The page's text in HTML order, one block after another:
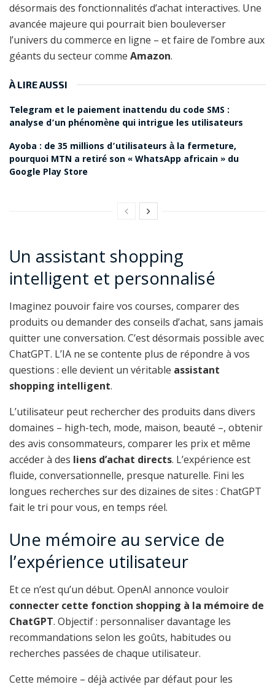
désormais des fonctionnalités d’achat interactives. Une
avancée majeure qui pourrait bien bouleverser
l’univers du commerce en ligne – et faire de l’ombre aux
géants du secteur comme Amazon.
À LIRE AUSSI
Telegram et le paiement inattendu du code SMS :
analyse d’un phénomène qui intrigue les utilisateurs
Ayoba : de 35 millions d’utilisateurs à la fermeture,
pourquoi MTN a retiré son « WhatsApp africain » du
Google Play Store
Un assistant shopping
intelligent et personnalisé
Imaginez pouvoir faire vos courses, comparer des
produits ou demander des conseils d’achat, sans jamais
quitter une conversation. C’est désormais possible avec
ChatGPT. L’IA ne se contente plus de répondre à vos
questions : elle devient un véritable assistant
shopping intelligent.
L’utilisateur peut rechercher des produits dans divers
domaines – high-tech, mode, maison, beauté –, obtenir
des avis consommateurs, comparer les prix et même
accéder à des liens d’achat directs. L’expérience est
fluide, conversationnelle, presque naturelle. Fini les
longues recherches sur des dizaines de sites : ChatGPT
fait le tri pour vous, en temps réel.
Une mémoire au service de
l’expérience utilisateur
Et ce n’est qu’un début. OpenAI annonce vouloir
connecter cette fonction shopping à la mémoire de
ChatGPT. Objectif : personnaliser davantage les
recommandations selon les goûts, habitudes ou
recherches passées de chaque utilisateur.
Cette mémoire – déjà activée par défaut pour les